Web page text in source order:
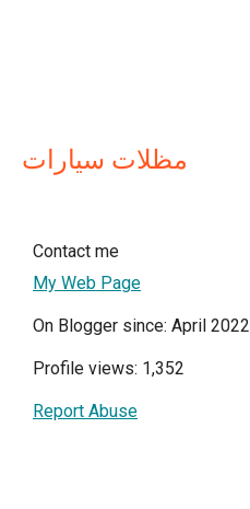
مظلات سيارات
Contact me
My Web Page
On Blogger since: April 2022
Profile views: 1,352
Report Abuse